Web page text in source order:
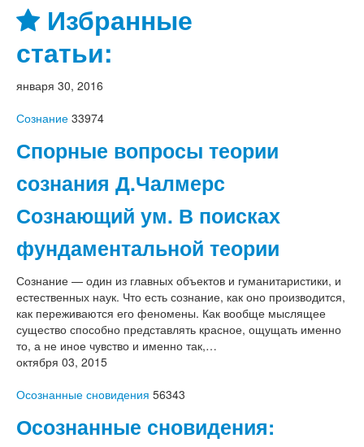
Избранные
статьи:
января 30, 2016
Сознание 33974
Спорные вопросы теории
сознания Д.Чалмерс
Сознающий ум. В поисках
фундаментальной теории
Сознание — один из главных объектов и гуманитаристики, и
естественных наук. Что есть сознание, как оно производится,
как переживаются его феномены. Как вообще мыслящее
существо способно представлять красное, ощущать именно
то, а не иное чувство и именно так,…
октября 03, 2015
Осознанные сновидения 56343
Осознанные сновидения: